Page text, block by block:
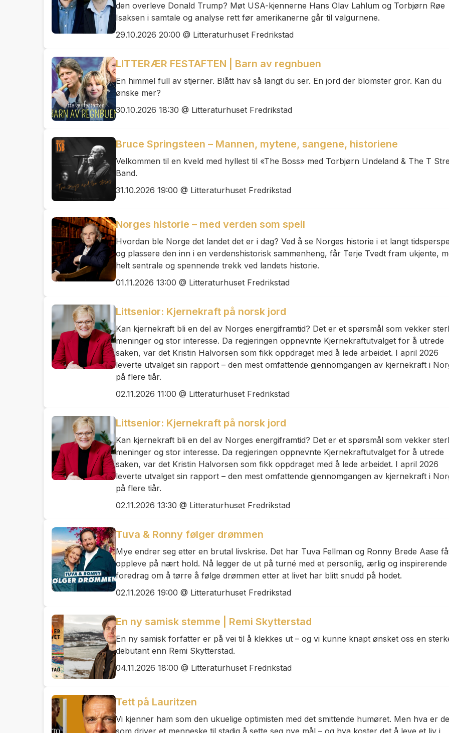
den overleve Donald Trump? Møt USA-kjennerne Hans Olav Lahlum og Torbjørn Røe
Isaksen i samtale og analyse rett før amerikanerne går til valgurnene.
29.10.2026 20:00 @ Litteraturhuset Fredrikstad
LITTERÆR FESTAFTEN | Barn av regnbuen
En himmel full av stjerner. Blått hav så langt du ser. En jord der blomster gror. Kan du
ønske mer?
30.10.2026 18:30 @ Litteraturhuset Fredrikstad
Bruce Springsteen – Mannen, mytene, sangene, historiene
Velkommen til en kveld med hyllest til «The Boss» med Torbjørn Undeland & The T
Band.
31.10.2026 19:00 @ Litteraturhuset Fredrikstad
Norges historie – med verden som speil
Hvordan ble Norge det landet det er i dag? Ved å se Norges historie i et langt
og plassere den inn i en verdenshistorisk sammenheng, får Terje Tvedt fram ukjente,
helt sentrale og spennende trekk ved landets historie.
01.11.2026 13:00 @ Litteraturhuset Fredrikstad
Littsenior: Kjernekraft på norsk jord
Kan kjernekraft bli en del av Norges energiframtid? Det er et spørsmål som vekker
meninger og stor interesse. Da regjeringen oppnevnte Kjernekraftutvalget for å utrede
saken, var det Kristin Halvorsen som fikk oppdraget med å lede arbeidet. I april 2026
leverte utvalget sin rapport – den mest omfattende gjennomgangen av kjernekraft i
på flere tiår.
02.11.2026 11:00 @ Litteraturhuset Fredrikstad
Littsenior: Kjernekraft på norsk jord
Kan kjernekraft bli en del av Norges energiframtid? Det er et spørsmål som vekker
meninger og stor interesse. Da regjeringen oppnevnte Kjernekraftutvalget for å utrede
saken, var det Kristin Halvorsen som fikk oppdraget med å lede arbeidet. I april 2026
leverte utvalget sin rapport – den mest omfattende gjennomgangen av kjernekraft i
på flere tiår.
02.11.2026 13:30 @ Litteraturhuset Fredrikstad
Tuva & Ronny følger drømmen
Mye endrer seg etter en brutal livskrise. Det har Tuva Fellman og Ronny Brede Aase
oppleve på nært hold. Nå legger de ut på turné med et personlig, ærlig og inspirerende
foredrag om å tørre å følge drømmen etter at livet har blitt snudd på hodet.
02.11.2026 19:00 @ Litteraturhuset Fredrikstad
En ny samisk stemme | Remi Skytterstad
En ny samisk forfatter er på vei til å klekkes ut – og vi kunne knapt ønsket oss en
debutant enn Remi Skytterstad.
04.11.2026 18:00 @ Litteraturhuset Fredrikstad
Tett på Lauritzen
Vi kjenner ham som den ukuelige optimisten med det smittende humøret. Men hva er
som driver et menneske til stadig å sette seg nye mål – og hva koster det å leve et liv i